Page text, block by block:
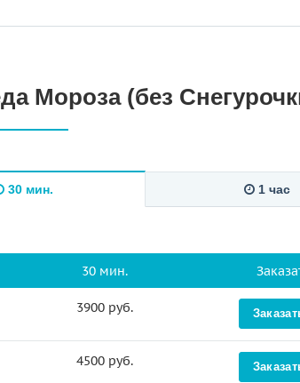
Мороза (без
30 мин. 1 час
30 мин.
3900 руб.
4500 руб.